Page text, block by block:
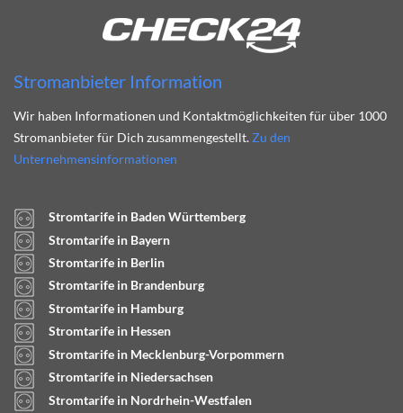
Stromanbieter Information
Wir haben Informationen und Kontaktmöglichkeiten für über 1000
Stromanbieter für Dich zusammengestellt. Zu den
Unternehmensinformationen
Stromtarife in Baden Württemberg
Stromtarife in Bayern
Stromtarife in Berlin
Stromtarife in Brandenburg
Stromtarife in Hamburg
Stromtarife in Hessen
Stromtarife in Mecklenburg-Vorpommern
Stromtarife in Niedersachsen
Stromtarife in Nordrhein-Westfalen